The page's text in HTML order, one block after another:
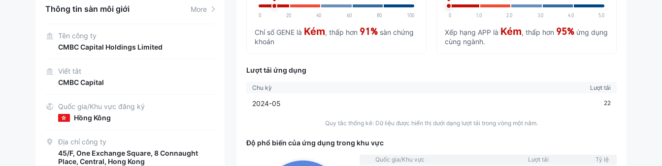
Thông tin sàn môi giới More
Tên công ty
CMBC Capital Holdings Limited
Viết tắt
CMBC Capital
Quốc gia/Khu vực đăng ký
Hồng Kông
Địa chỉ công ty
45/F, One Exchange Square, 8 Connaught
Place, Central, Hong Kong
0 20 40 60 80 100
Chỉ số GENE là Kém, thấp hơn 91% sàn chứng
khoán
0 1.0 2.0 3.0 4.0 5.0
Xếp hạng APP là Kém, thấp hơn 95% ứng dụng
cùng ngành.
Lượt tải ứng dụng
Chu kỳ Lượt tải
2024-05 22
Quy tắc thống kê: Dữ liệu được hiển thị dưới dạng lượt tải trong vòng một năm.
Độ phổ biến của ứng dụng trong khu vực
Quốc gia/Khu vực Lượt tải
Tỷ lệ